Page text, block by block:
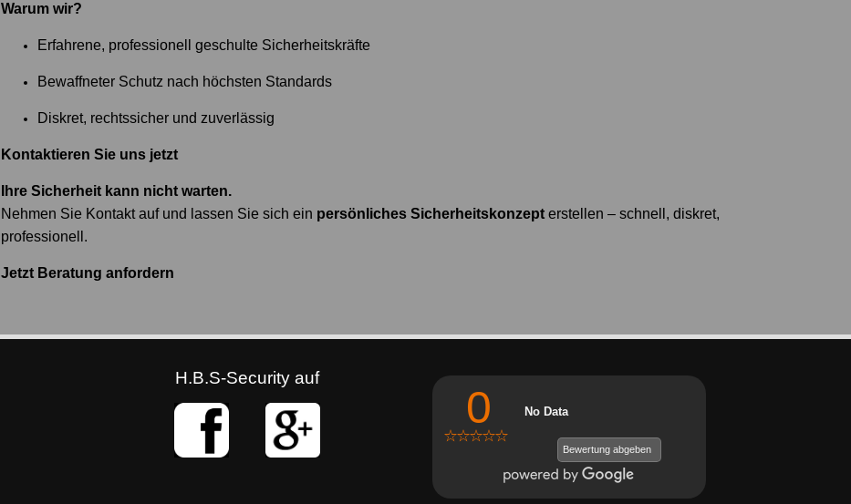
Warum wir?
Erfahrene, professionell geschulte Sicherheitskräfte
Bewaffneter Schutz nach höchsten Standards
Diskret, rechtssicher und zuverlässig
Kontaktieren Sie uns jetzt
Ihre Sicherheit kann nicht warten.
Nehmen Sie Kontakt auf und lassen Sie sich ein persönliches Sicherheitskonzept erstellen – schnell, diskret,
professionell.
Jetzt Beratung anfordern
0 No Data
Bewertung abgeben
H.B.S-Security auf